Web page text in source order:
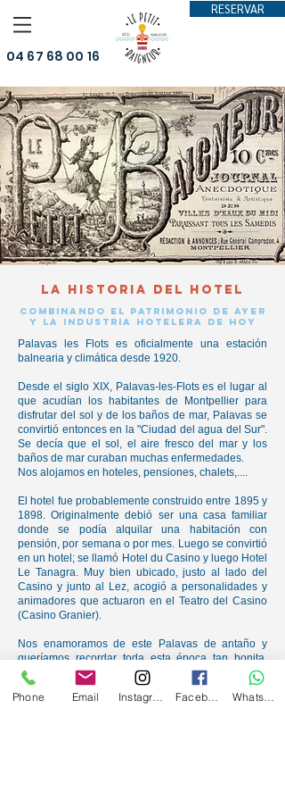
04 67 68 00 16
RESERVAR
LA HISTORIA del hotel
Combinando el patrimonio de ayer
y la industria hotelera de hoy
Palavas les Flots es oficialmente una estación
balnearia y climática desde 1920.
Desde el siglo XIX, Palavas-les-Flots es el lugar al
que acudían los habitantes de Montpellier para
disfrutar del sol y de los baños de mar, Palavas se
convirtió entonces en la "Ciudad del agua del Sur".
Se decía que el sol, el aire fresco del mar y los
baños de mar curaban muchas enfermedades.
Nos alojamos en hoteles, pensiones, chalets,....
El hotel fue probablemente construido entre 1895 y
1898. Originalmente debió ser una casa familiar
donde se podía alquilar una habitación con
pensión, por semana o por mes. Luego se convirtió
en un hotel; se llamó Hotel du Casino y luego Hotel
Le Tanagra. Muy bien ubicado, justo al lado del
Casino y junto al Lez, acogió a personalidades y
animadores que actuaron en el Teatro del Casino
(Casino Granier).
Nos enamoramos de este Palavas de antaño y
queríamos recordar toda esta época tan bonita.
Rendimos homenaje a todos los nadadores que
vinieron a Palavas-les-Flots, ¡esperamos que
compartan nuestro guiño!
Phone Email